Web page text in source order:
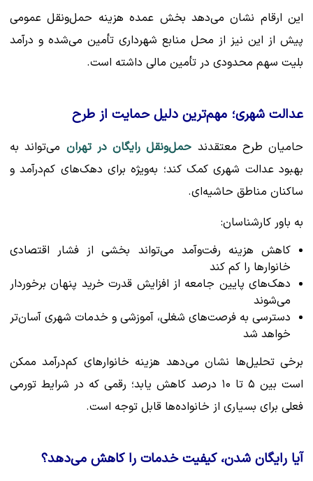
این ارقام نشان می‌دهد بخش عمده هزینه حمل‌ونقل عمومی
پیش از این نیز از محل منابع شهرداری تأمین می‌شده و درآمد
بلیت سهم محدودی در تأمین مالی داشته است.
عدالت شهری؛ مهم‌ترین دلیل حمایت از طرح
حامیان طرح معتقدند حمل‌ونقل رایگان در تهران می‌تواند به
بهبود عدالت شهری کمک کند؛ به‌ویژه برای دهک‌های کم‌درآمد و
ساکنان مناطق حاشیه‌ای.
به باور کارشناسان:
کاهش هزینه رفت‌وآمد می‌تواند بخشی از فشار اقتصادی
خانوارها را کم کند
دهک‌های پایین جامعه از افزایش قدرت خرید پنهان برخوردار
می‌شوند
دسترسی به فرصت‌های شغلی، آموزشی و خدمات شهری آسان‌تر
خواهد شد
برخی تحلیل‌ها نشان می‌دهد هزینه خانوارهای کم‌درآمد ممکن
است بین ۵ تا ۱۰ درصد کاهش یابد؛ رقمی که در شرایط تورمی
فعلی برای بسیاری از خانواده‌ها قابل توجه است.
آیا رایگان شدن، کیفیت خدمات را کاهش می‌دهد؟